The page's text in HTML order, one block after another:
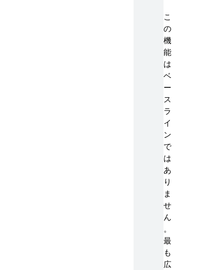
こ
の
機
能
は
ベ
ー
ス
ラ
イ
ン
で
は
あ
り
ま
せ
ん
。
最
も
広